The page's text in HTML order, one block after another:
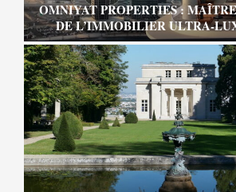
OMNIYAT PROPERTIES :
DE L’IMMOBILIER ULTRA-